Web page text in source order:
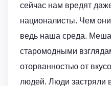
сейчас нам вредят
националисты. Чем
ведь наша среда.
старомодными
оторванностью от
людей. Люди застряли